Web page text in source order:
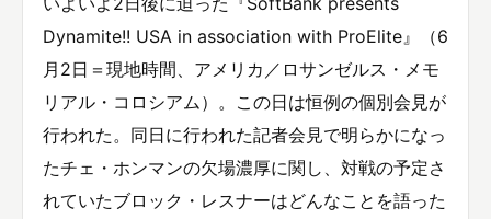
Dynamite!! USA in association with ProElite』（6
月2日＝現地時間、アメリカ／ロサンゼルス・メモ
リアル・コロシアム）。この日は恒例の個別会見が
行われた。同日に行われた記者会見で明らかになっ
たチェ・ホンマンの欠場濃厚に関し、対戦の予定さ
れていたブロック・レスナーはどんなことを語った